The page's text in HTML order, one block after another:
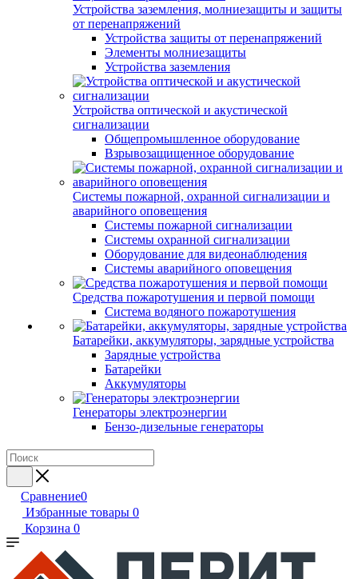
Устройства заземления, молниезащиты и защиты
от перенапряжений
Устройства защиты от перенапряжений
Элементы молниезащиты
Устройства заземления
Устройства оптической и акустической
сигнализации
Общепромышленное оборудование
Взрывозащищенное оборудование
Системы пожарной, охранной сигнализации и
аварийного оповещения
Системы пожарной сигнализации
Системы охранной сигнализации
Оборудование для видеонаблюдения
Системы аварийного оповещения
Средства пожаротушения и первой помощи
Система водяного пожаротушения
Батарейки, аккумуляторы, зарядные устройства
Зарядные устройства
Батарейки
Аккумуляторы
Генераторы электроэнергии
Бензо-дизельные генераторы
Сравнение0
Избранные товары 0
Корзина 0